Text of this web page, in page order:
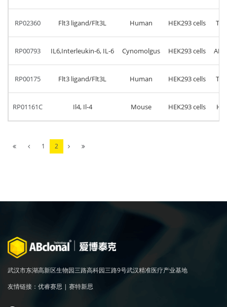
RP02360 Flt3 ligand/Flt3L Human HEK293 cells
RP00793 IL6,Interleukin-6, IL-6 Cynomolgus HEK293 cells
RP00175 Flt3 ligand/Flt3L Human HEK293 cells
RP01161C Il4, Il-4 Mouse HEK293 cells
1 2
武汉市东湖高新区生物园三路高科园三路9号武汉精准医疗产业基地
友情链接： 优睿赛思 | 赛特新思